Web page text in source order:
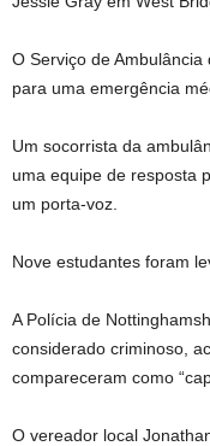
O Serviço de
para uma emergência
Um socorrista da
uma equipe de resposta
um porta-voz.
Nove estudantes foram
A Polícia de
considerado criminoso,
compareceram como
O vereador local